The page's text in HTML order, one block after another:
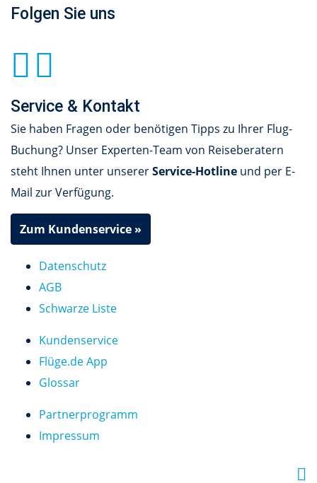
Folgen Sie uns
Service & Kontakt
Sie haben Fragen oder benötigen Tipps zu Ihrer Flug-
Buchung? Unser Experten-Team von Reiseberatern
steht Ihnen unter unsererService-Hotline und per E-
Mail zur Verfügung.
Zum Kundenservice »
Datenschutz
AGB
Schwarze Liste
Kundenservice
Flüge.de App
Glossar
Partnerprogramm
Impressum